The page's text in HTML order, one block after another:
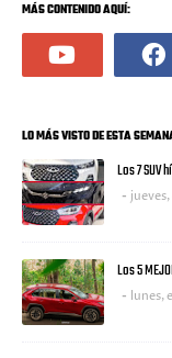
MÁS CONTENIDO AQUÍ:
LO MÁS VISTO DE ESTA
Los 7 SUV
Los 5
lunes,